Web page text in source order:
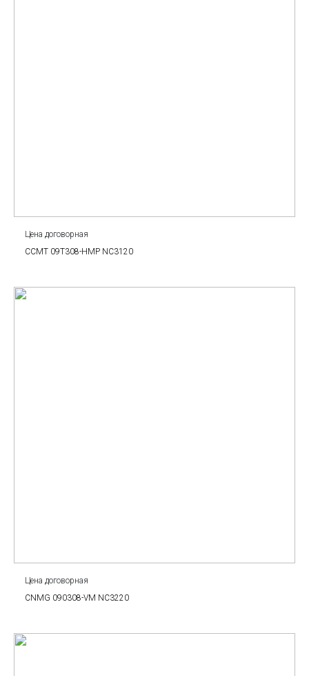
Цена договорная
CCMT 09T308-HMP NC3120
Цена договорная
CNMG 090308-VM NC3220